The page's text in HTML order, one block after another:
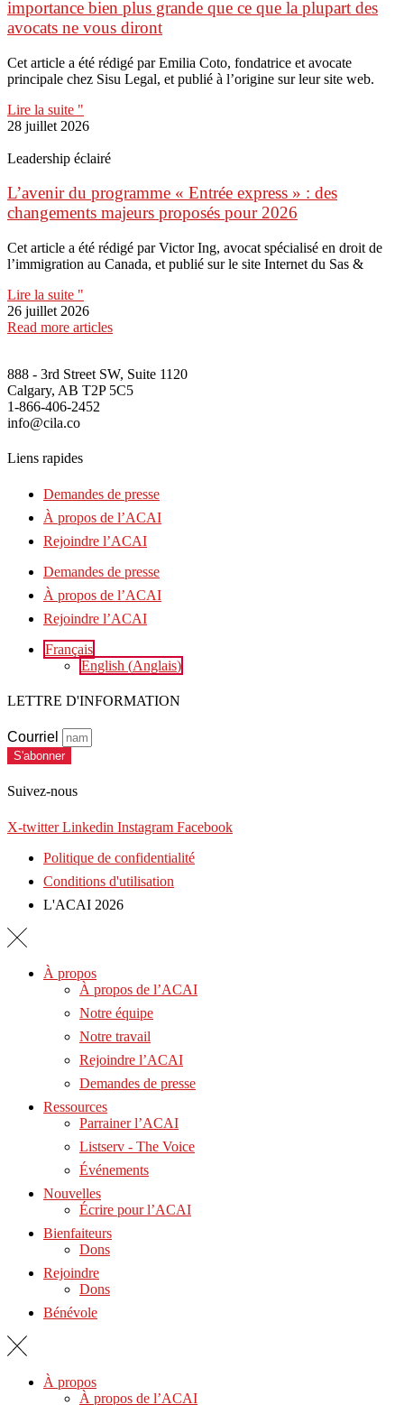
importance bien plus grande que ce que la plupart des
avocats ne vous diront
Cet article a été rédigé par Emilia Coto, fondatrice et avocate
principale chez Sisu Legal, et publié à l’origine sur leur site web.
Lire la suite "
28 juillet 2026
Leadership éclairé
L’avenir du programme « Entrée express » : des
changements majeurs proposés pour 2026
Cet article a été rédigé par Victor Ing, avocat spécialisé en droit de
l’immigration au Canada, et publié sur le site Internet du Sas &
Lire la suite "
26 juillet 2026
Read more articles
888 - 3rd Street SW, Suite 1120
Calgary, AB T2P 5C5
1-866-406-2452
info@cila.co
Liens rapides
Demandes de presse
À propos de l’ACAI
Rejoindre l’ACAI
Demandes de presse
À propos de l’ACAI
Rejoindre l’ACAI
Français
English (Anglais)
LETTRE D'INFORMATION
Courriel
S'abonner
Suivez-nous
X-twitter Linkedin Instagram Facebook
Politique de confidentialité
Conditions d'utilisation
L'ACAI 2026
À propos
À propos de l’ACAI
Notre équipe
Notre travail
Rejoindre l’ACAI
Demandes de presse
Ressources
Parrainer l’ACAI
Listserv - The Voice
Événements
Nouvelles
Écrire pour l’ACAI
Bienfaiteurs
Dons
Rejoindre
Dons
Bénévole
À propos
À propos de l’ACAI